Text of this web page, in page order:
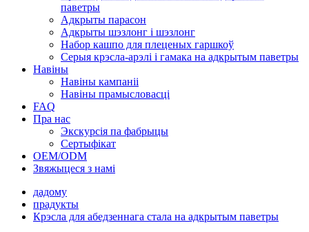
паветры
Адкрыты парасон
Адкрыты шэзлонг і шэзлонг
Набор кашпо для плеценых гаршкоў
Серыя крэсла-арэлі і гамака на адкрытым паветры
Навіны
Навіны кампаніі
Навіны прамысловасці
FAQ
Пра нас
Экскурсія па фабрыцы
Сертыфікат
OEM/ODM
Звяжыцеся з намі
дадому
прадукты
Крэсла для абедзеннага стала на адкрытым паветры